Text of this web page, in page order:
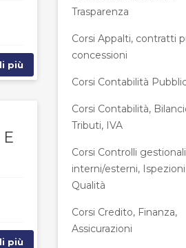
più
più
Trasparenza
Corsi Appalti, contratti
concessioni
Corsi Contabilità
Corsi Contabilità,
Tributi, IVA
Corsi Controlli gestionali
interni/esterni,
Qualità
Corsi Credito, Finanza,
Assicurazioni